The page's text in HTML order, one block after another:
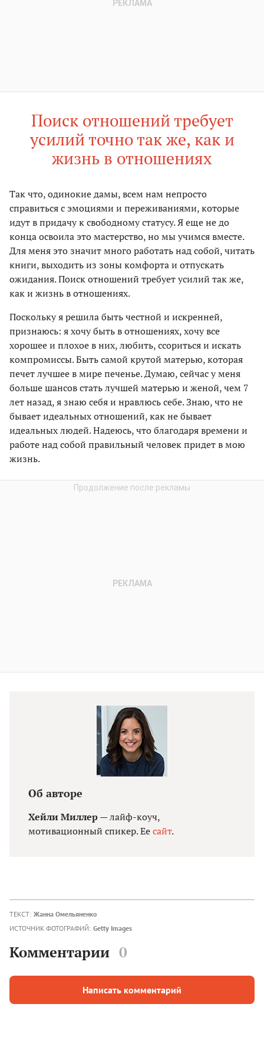
Поиск отношений требует
усилий точно так же, как и
жизнь в отношениях
Так что, одинокие дамы, всем нам непросто
справиться с эмоциями и переживаниями, которые
идут в придачу к свободному статусу. Я еще не до
конца освоила это мастерство, но мы учимся вместе.
Для меня это значит много работать над собой, читать
книги, выходить из зоны комфорта и отпускать
ожидания. Поиск отношений требует усилий так же,
как и жизнь в отношениях.
Поскольку я решила быть честной и искренней,
признаюсь: я хочу быть в отношениях, хочу все
хорошее и плохое в них, любить, ссориться и искать
компромиссы. Быть самой крутой матерью, которая
печет лучшее в мире печенье. Думаю, сейчас у меня
больше шансов стать лучшей матерью и женой, чем 7
лет назад, я знаю себя и нравлюсь себе. Знаю, что не
бывает идеальных отношений, как не бывает
идеальных людей. Надеюсь, что благодаря времени и
работе над собой правильный человек придет в мою
жизнь.
Об авторе
Хейли Миллер— лайф-коуч,
мотивационный спикер. Еесайт.
ТЕКСТ: Жанна Омельяненко
ИСТОЧНИК ФОТОГРАФИЙ: Getty Images
Комментарии 0
Написать комментарий